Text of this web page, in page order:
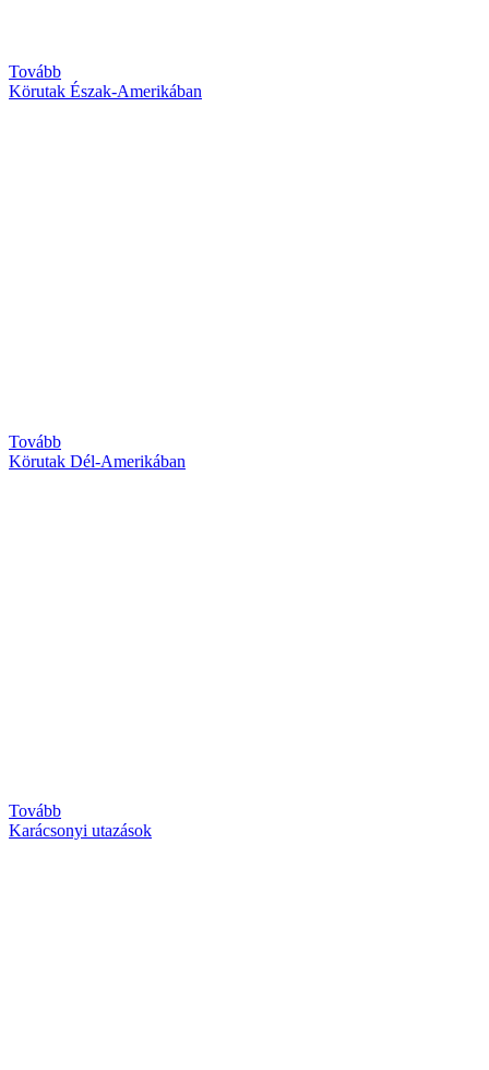
Tovább
Körutak Észak-Amerikában
Tovább
Körutak Dél-Amerikában
Tovább
Karácsonyi utazások